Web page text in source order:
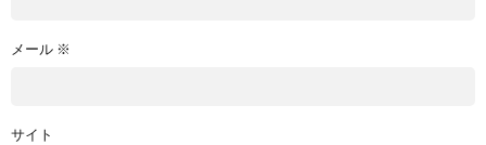
メール ※
サイト